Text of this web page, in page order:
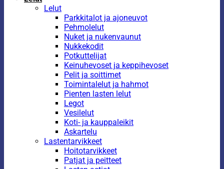
Lelut
Parkkitalot ja ajoneuvot
Pehmolelut
Nuket ja nukenvaunut
Nukkekodit
Potkuttelijat
Keinuhevoset ja keppihevoset
Pelit ja soittimet
Toimintalelut ja hahmot
Pienten lasten lelut
Legot
Vesilelut
Koti- ja kauppaleikit
Askartelu
Lastentarvikkeet
Hoitotarvikkeet
Patjat ja peitteet